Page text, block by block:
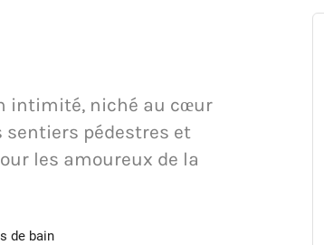
intimité, niché au cœur
sentiers pédestres et
les amoureux de la
de bain